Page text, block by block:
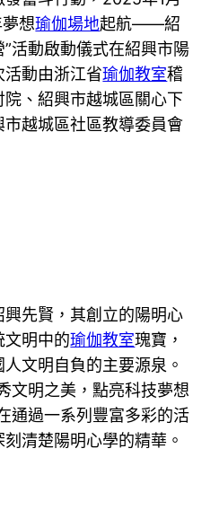
想瑜伽場地起航——紹
活動啟動儀式在紹興市陽
活動由浙江省瑜伽教室稽
院、紹興市越城區關心下
越城區社區教導委員會
興先賢，其創立的陽明心
文明中的瑜伽教室瑰寶，
人文明自負的主要源泉。
文明之美，點亮科技夢想
通過一系列豐富多彩的活
刻清楚陽明心學的精華。